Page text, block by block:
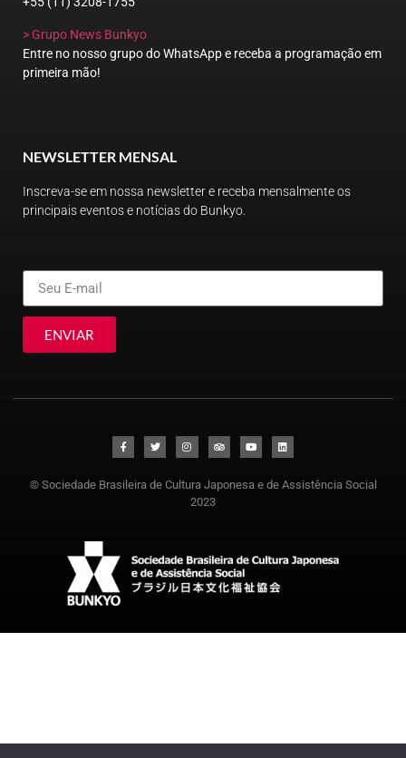
> Grupo News Bunkyo
Entre no nosso grupo do WhatsApp e receba a programação em
primeira mão!
NEWSLETTER MENSAL
Inscreva-se em nossa newsletter e receba mensalmente os
principais eventos e notícias do Bunkyo.
ENVIAR
© Sociedade Brasileira de Cultura Japonesa e de Assistência Social
2023